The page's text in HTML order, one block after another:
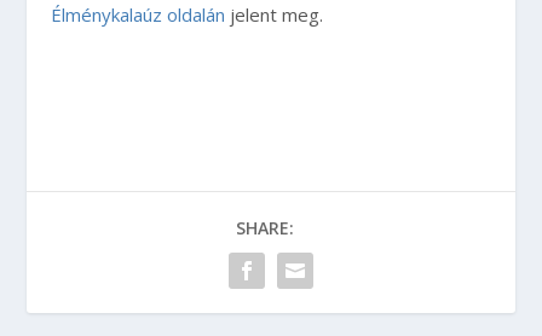
Élménykalaúz oldalán jelent meg.
SHARE: